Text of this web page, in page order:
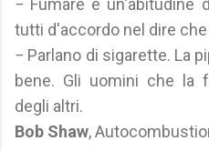
− Fumare è un'abitudine
tutti d'accordo nel dire
− Parlano di sigarette. La
bene. Gli uomini che la
degli altri.
Bob Shaw,